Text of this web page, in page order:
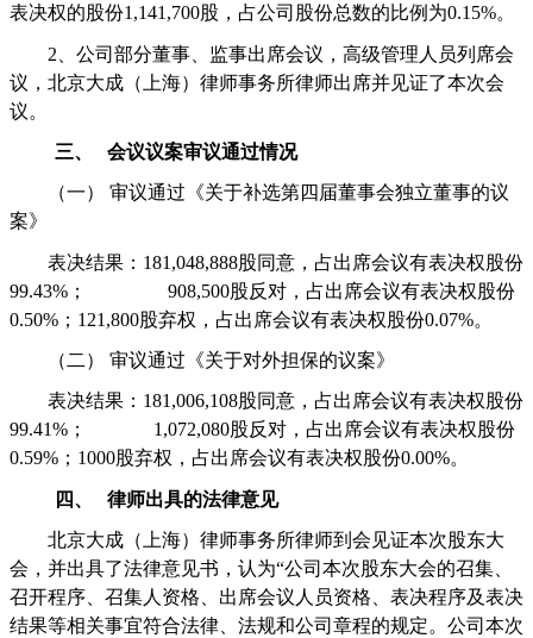
表决权的股份1,141,700股，占公司股份总数的比例为0.15%。
2 、公司部分董事、监事出席会议，高级管理人员列席会
议，北京大成（上海）律师事务所律师出席并见证了本次会
议。
三、 会议议案审议通过情况
（一） 审议通过《关于补选第四届董事会独立董事的议
案》
表决结果： 181,048,888股同意，占出席会议有表决权股份
99.43% ； 908,500股反对 ， 占出席会议有表决权股份
0.50% ； 121,800股弃权，占出席会议有表决权股份0.07%。
（二） 审议通过《关于对外担保的议案》
表决结果： 181,006,108股同意，占出席会议有表决权股份
99.41% ； 1,072,080股反对 ， 占出席会议有表决权股份
0.59% ； 1000股弃权，占出席会议有表决权股份0.00%。
四、 律师出具的法律意见
北京大成（上海）律师事务所律师到会见证本次股东大
会，并出具了法律意见书，认为“公司本次股东大会的召集、
召开程序、召集人资格、出席会议人员资格、表决程序及表决
结果等相关事宜符合法律、法规和公司章程的规定。公司本次